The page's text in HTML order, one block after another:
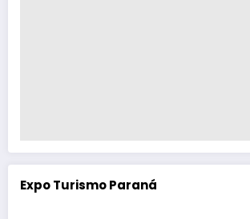
Expo Turismo Paraná